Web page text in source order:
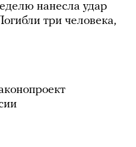
нанесла удар
три человека,